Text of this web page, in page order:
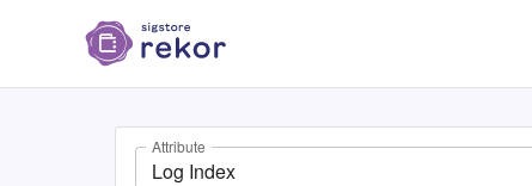
Attribute
Log Index